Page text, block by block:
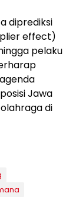
diprediksi
effect)
pelaku
Jawa
di